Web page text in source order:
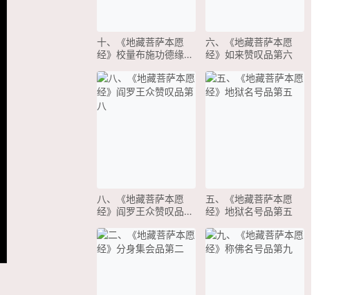
十、《地藏菩萨本愿
经》校量布施功德缘品
六、《地藏菩萨本愿
经》如来赞叹品第六
八、《地藏菩萨本愿
经》阎罗王众赞叹品第
五、《地藏菩萨本愿
经》地狱名号品第五